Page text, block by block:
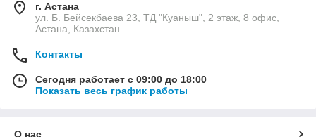
г. Астана
ул. Б. Бейсекбаева 23, ТД "Куаныш", 2 этаж, 8 офис,
Астана, Казахстан
Контакты
Сегодня работает с 09:00 до 18:00
Показать весь график работы
О нас